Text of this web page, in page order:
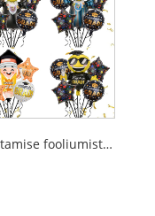
Lõpetamise fooliumist õhupall